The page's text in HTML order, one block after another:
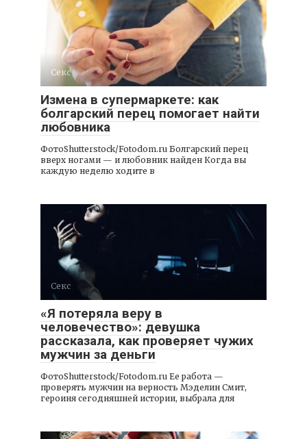
Секс
Измена в супермаркете: как
болгарский перец помогает найти
любовника
ФотоShutterstock/Fotodom.ru Болгарский перец
вверх ногами — и любовник найден Когда вы
каждую неделю ходите в
Секс
«Я потеряла веру в
человечество»: девушка
рассказала, как проверяет чужих
мужчин за деньги
ФотоShutterstock/Fotodom.ru Ее работа —
проверять мужчин на верность Мэделин Смит,
героиня сегодняшней истории, выбрала для